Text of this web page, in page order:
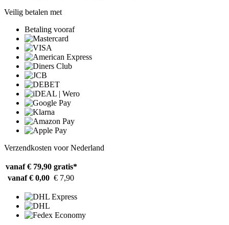
Veilig betalen met
Betaling vooraf
Verzendkosten voor Nederland
vanaf € 79,90 gratis*
vanaf € 0,00 € 7,90